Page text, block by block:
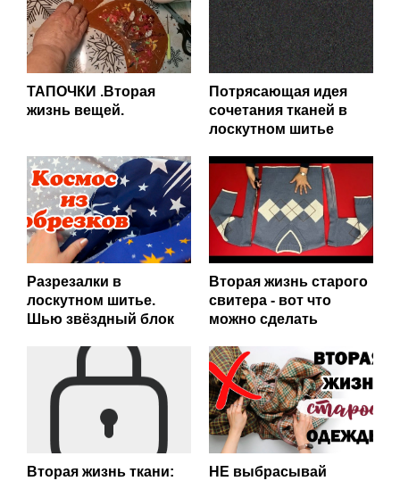
ТАПОЧКИ .Вторая
жизнь вещей.
Потрясающая идея
сочетания тканей в
лоскутном шитье
Разрезалки в
лоскутном шитье.
Шью звёздный блок
Вторая жизнь старого
свитера - вот что
можно сделать
Вторая жизнь ткани:
НЕ выбрасывай